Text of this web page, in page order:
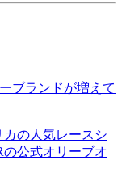
ブランドが増えて
カの人気レースシ
公式オリーブオ